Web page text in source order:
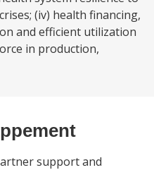
(iv) health financing,
and efficient utilization
in production,
support and